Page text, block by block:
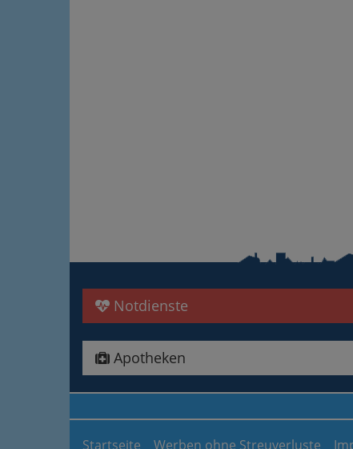
Notdienste
Apotheken
Startseite Werben ohne Streuverluste